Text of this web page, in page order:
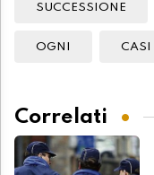
SUCCESSIONE
OGNI CASI
Correlati